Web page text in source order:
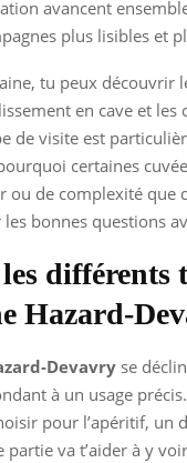
avancent
plus lisibles et
tu peux découvrir
en cave et les
de visite est
certaines
de complexité que
les bonnes questions
différents
Hazard-
Devavry se
à un usage
pour l’apéritif, un
va t’aider à y voir